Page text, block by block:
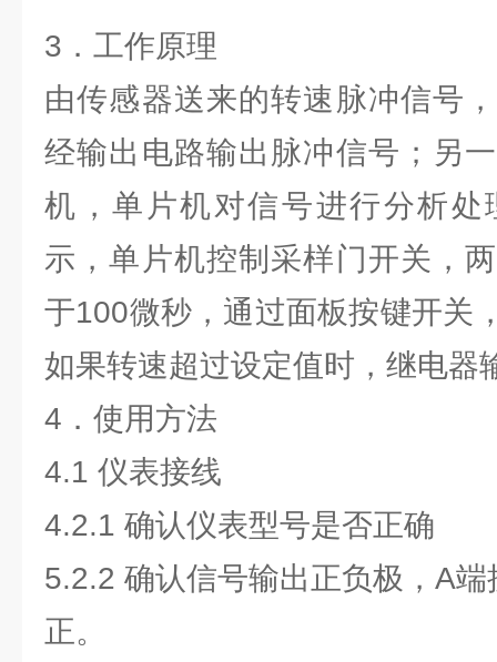
3．工作原理
由传感器送来的转速脉冲信号
经输出电路输出脉冲信号；另
机，单片机对信号进行分析处
示，单片机控制采样门开关，
于100微秒，通过面板按键开关
如果转速超过设定值时，继电器
4．使用方法
4.1 仪表接线
4.2.1 确认仪表型号是否正确
5.2.2 确认信号输出正负极，A
正。